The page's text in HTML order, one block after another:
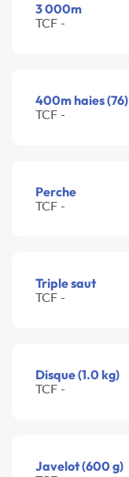
3 000m
TCF -
400m haies (76)
TCF -
Perche
TCF -
Triple saut
TCF -
Disque (1.0 kg)
TCF -
Javelot (600 g)